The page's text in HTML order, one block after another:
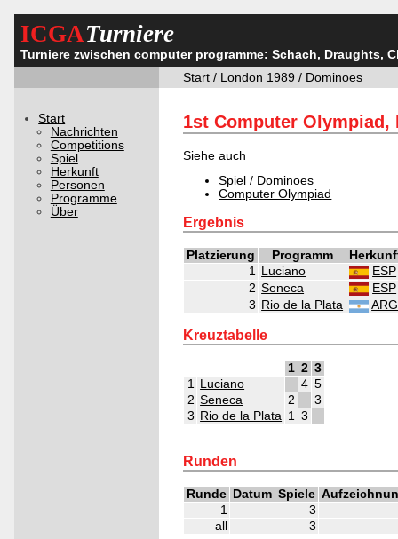
ICGATurniere
Turniere zwischen computer programme: Schach, Draughts,
Start / London 1989 / Dominoes
Start
Nachrichten
Competitions
Spiel
Herkunft
Personen
Programme
Über
1st Computer Olympiad,
Siehe auch
Spiel / Dominoes
Computer Olympiad
Ergebnis
Platzierung Programm
1 Luciano
ESP
2 Seneca
ESP
3 Rio de la Plata ARG
Kreuztabelle
1 2 3
1 Luciano 4 5
2 Seneca 2
3
3 Rio de la Plata 1 3
Runden
Runde Datum Spiele
1
3
all
3